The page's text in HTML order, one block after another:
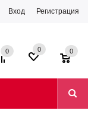
Вход Регистрация
0 0 0